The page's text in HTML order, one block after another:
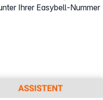
Ihrer Easybell-Nummer
larger version